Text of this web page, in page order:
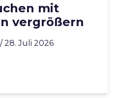
mit
vergrößern
/ 28. Juli 2026